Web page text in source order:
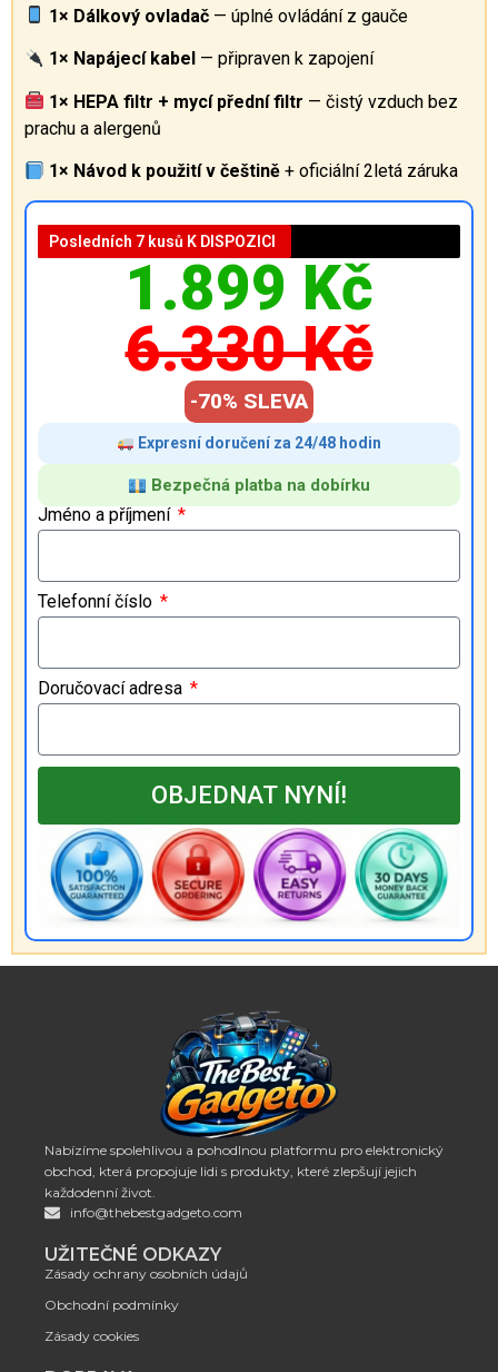
1× Dálkový ovladač — úplné ovládání z gauče
1× Napájecí kabel — připraven k zapojení
1× HEPA filtr + mycí přední filtr — čistý vzduch bez
prachu a alergenů
1× Návod k použití v češtině + oficiální 2letá záruka
Posledních 7 kusů K DISPOZICI
1.899 Kč
6.330 Kč
-70% SLEVA
Expresní doručení za 24/48 hodin
Bezpečná platba na dobírku
Jméno a příjmení
Telefonní číslo
Doručovací adresa
OBJEDNAT NYNÍ!
Nabízíme spolehlivou a pohodlnou platformu pro elektronický
obchod, která propojuje lidi s produkty, které zlepšují jejich
každodenní život.
info@thebestgadgeto.com
UŽITEČNÉ ODKAZY
Zásady ochrany osobních údajů
Obchodní podmínky
Zásady cookies